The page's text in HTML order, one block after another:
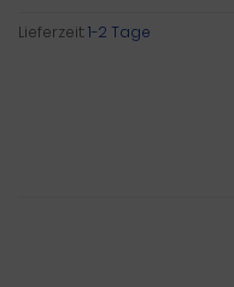
Lieferzeit:1-2 Tage